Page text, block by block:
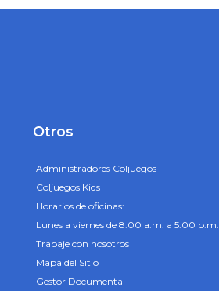
Otros
Administradores Coljuegos
Coljuegos Kids
Horarios de oficinas:
Lunes a viernes de 8:00 a.m. a 5:00 p.m.
Trabaje con nosotros
Mapa del Sitio
Gestor Documental